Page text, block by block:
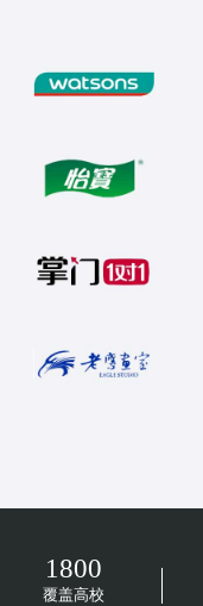
1800
覆盖高校